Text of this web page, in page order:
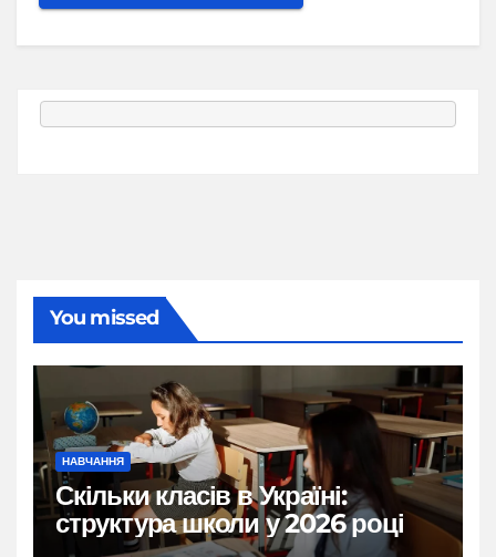
You missed
НАВЧАННЯ
Скільки класів в Україні:
структура школи у 2026 році